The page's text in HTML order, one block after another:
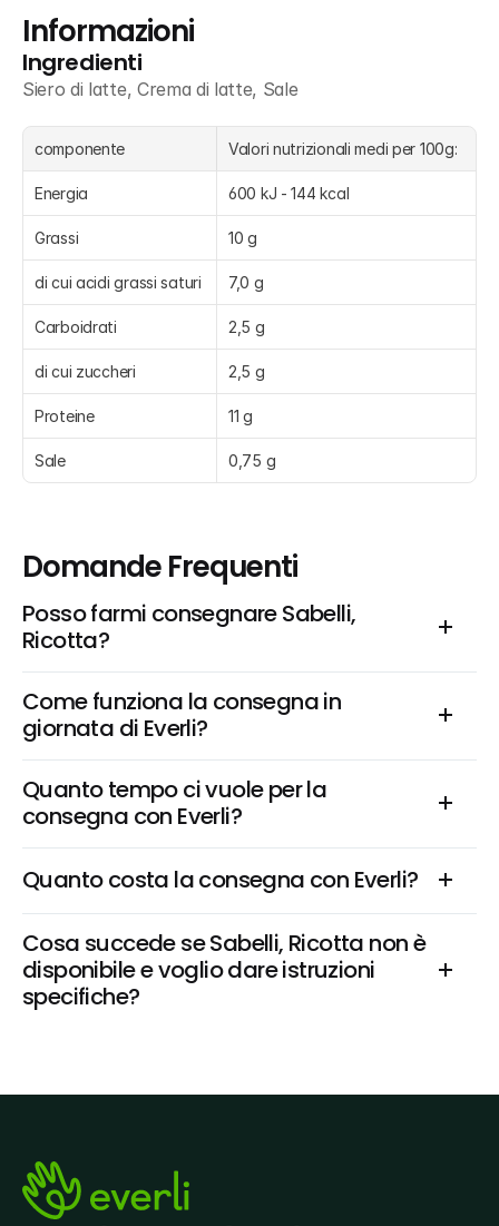
Informazioni
Ingredienti
Siero di latte, Crema di latte, Sale
componente Valori nutrizionali medi per 100g:
Energia 600 kJ - 144 kcal
Grassi 10 g
di cui acidi grassi saturi 7,0 g
Carboidrati 2,5 g
di cui zuccheri 2,5 g
Proteine 11 g
Sale 0,75 g
Domande Frequenti
Posso farmi consegnare Sabelli,
Ricotta?
Come funziona la consegna in
giornata di Everli?
Quanto tempo ci vuole per la
consegna con Everli?
Quanto costa la consegna con Everli?
Cosa succede se Sabelli, Ricotta non è
disponibile e voglio dare istruzioni
specifiche?